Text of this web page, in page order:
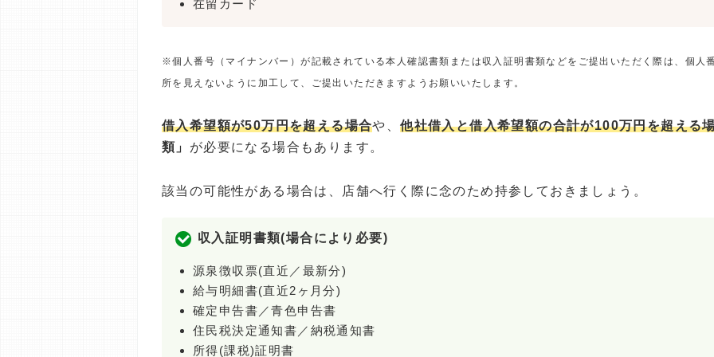
在留カード
※個人番号（マイナンバー）が記載されている本人確認書類または収入証明書類などをご提出いただく際は、個人
所を見えないように加工して、ご提出いただきますようお願いいたします。
借入希望額が50万円を超える場合や、他社借入と借入希望額の合計が100万円を超える
類」 が必要になる場合もあります。
該当の可能性がある場合は、店舗へ行く際に念のため持参しておきましょう。
収入証明書類(場合により必要)
源泉徴収票(直近／最新分)
給与明細書(直近2ヶ月分)
確定申告書／青色申告書
住民税決定通知書／納税通知書
所得(課税)証明書